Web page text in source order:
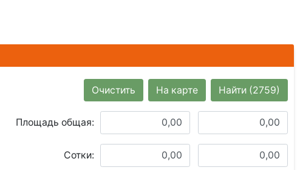
Найти (2759)
На карте
Очистить
Площадь общая:
Сотки: